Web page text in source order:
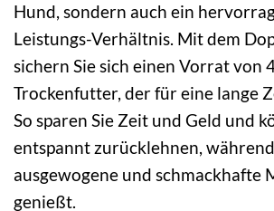
Hund, sondern auch ein
Leistungs-Verhältnis. Mit dem
sichern Sie sich einen Vorrat von
Trockenfutter, der für eine lange
So sparen Sie Zeit und Geld und
entspannt zurücklehnen,
ausgewogene und schmackhafte
genießt.